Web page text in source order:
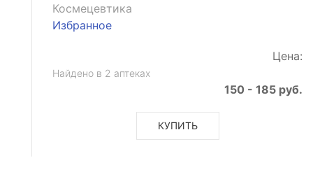
Космецевтика
Избранное
Цена:
Найдено в 2 аптеках
150 - 185 руб.
КУПИТЬ